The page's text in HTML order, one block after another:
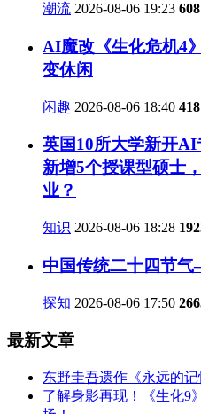
潮流 2026-08-06 19:23 608
AI魔改《生化危机4
变休闲
闲趣 2026-08-06 18:40 418
英国10所大学新开
新增5个授课型硕士
业？
知识 2026-08-06 18:28
中国传统二十四节
探知 2026-08-06 17:50
最新文章
东野圭吾遗作《永远的
了解身影再现！《生化9